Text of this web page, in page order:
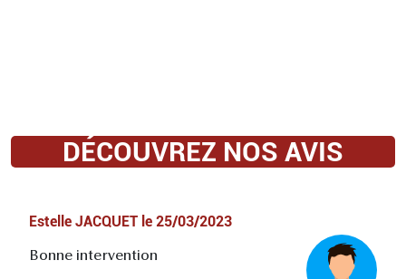
DÉCOUVREZ NOS AVIS
Estelle JACQUET le 25/03/2023
Bonne intervention